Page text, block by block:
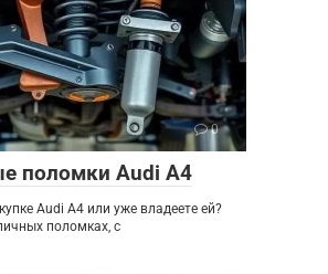
0
поломки Audi A4
Audi A4 или уже владеете ей?
поломках, с